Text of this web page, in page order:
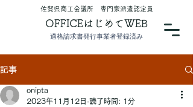
OFFICEはじめてWEB
​佐賀県商工会議所 専門家派遣認定員
適格請求書発行事業者登録済み
記事
onipta
2023年11月12日 読了時間: 1分